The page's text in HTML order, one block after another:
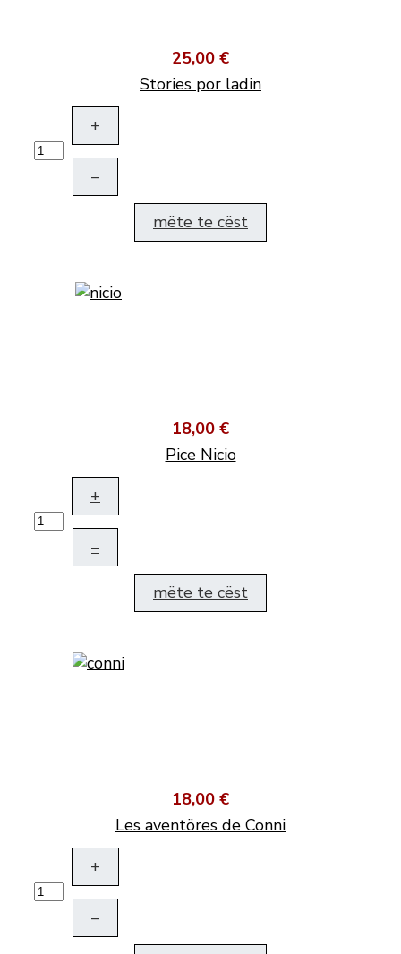
25,00 €
Stories por ladin
+
–
mëte te cëst
18,00 €
Pice Nicio
+
–
mëte te cëst
18,00 €
Les aventöres de Conni
+
–